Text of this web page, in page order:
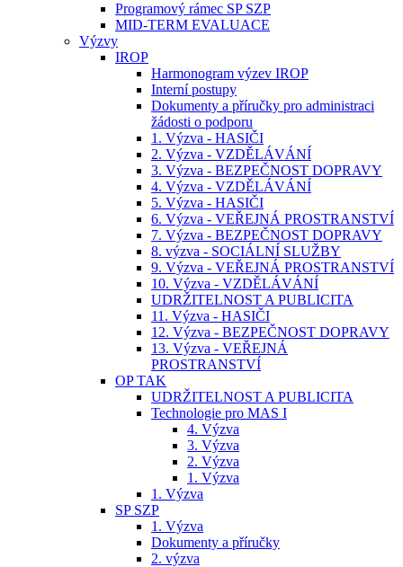
Programový rámec SP SZP
MID-TERM EVALUACE
Výzvy
IROP
Harmonogram výzev IROP
Interní postupy
Dokumenty a příručky pro administraci
žádosti o podporu
1. Výzva - HASIČI
2. Výzva - VZDĚLÁVÁNÍ
3. Výzva - BEZPEČNOST DOPRAVY
4. Výzva - VZDĚLÁVÁNÍ
5. Výzva - HASIČI
6. Výzva - VEŘEJNÁ PROSTRANSTVÍ
7. Výzva - BEZPEČNOST DOPRAVY
8. výzva - SOCIÁLNÍ SLUŽBY
9. Výzva - VEŘEJNÁ PROSTRANSTVÍ
10. Výzva - VZDĚLÁVÁNÍ
UDRŽITELNOST A PUBLICITA
11. Výzva - HASIČI
12. Výzva - BEZPEČNOST DOPRAVY
13. Výzva - VEŘEJNÁ
PROSTRANSTVÍ
OP TAK
UDRŽITELNOST A PUBLICITA
Technologie pro MAS I
4. Výzva
3. Výzva
2. Výzva
1. Výzva
1. Výzva
SP SZP
1. Výzva
Dokumenty a příručky
2. výzva